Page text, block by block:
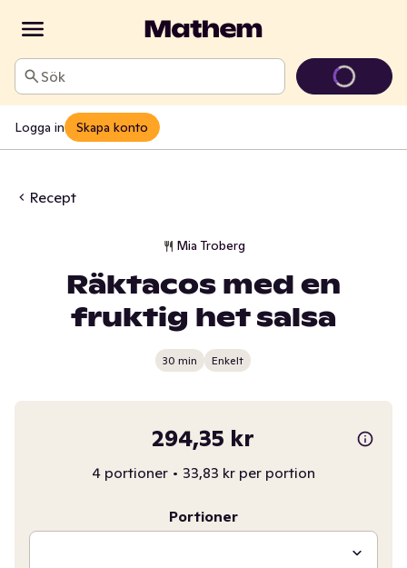
Sök
Logga in Skapa konto
Recept
Mia Troberg
Räktacos med en
fruktig het salsa
30 min Enkelt
294,35 kr
4 portioner • 33,83 kr per portion
Portioner